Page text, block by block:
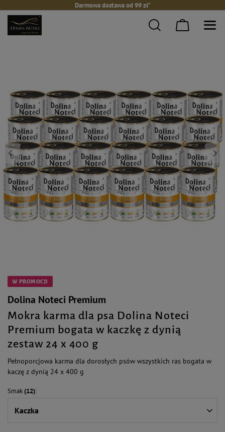
Darmowa dostawa od 99 zł*
W PROMOCJI
Dolina Noteci Premium
Mokra karma dla psa Dolina Noteci
Premium bogata w kaczkę z dynią
zestaw 24 x 400 g
Pełnoporcjowa karma dla dorosłych psów wszystkich ras bogata w
kaczę z dynią 24 x 400 g
Smak(12)
Kaczka